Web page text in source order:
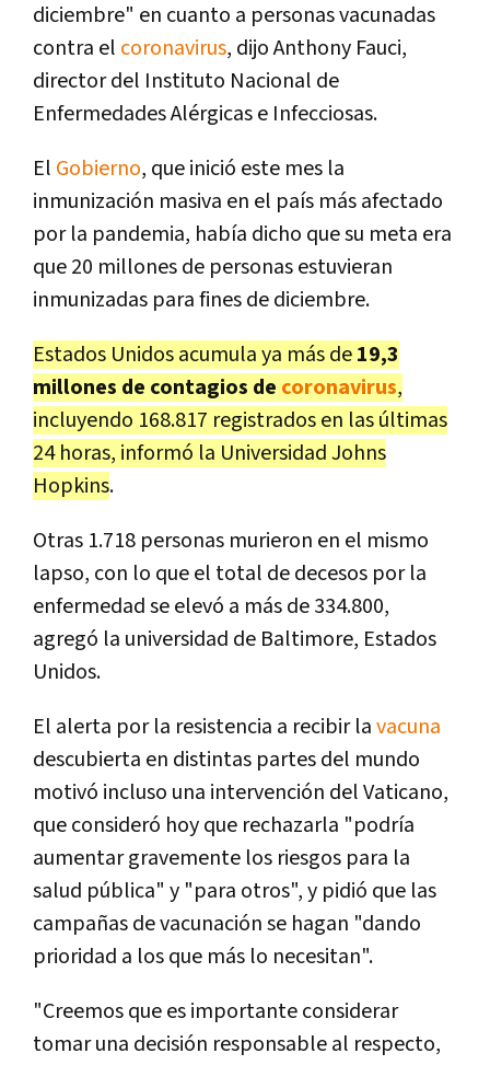
diciembre" en cuanto a personas vacunadas
contra el coronavirus, dijo Anthony Fauci,
director del Instituto Nacional de
Enfermedades Alérgicas e Infecciosas.
El Gobierno, que inició este mes la
inmunización masiva en el país más afectado
por la pandemia, había dicho que su meta era
que 20 millones de personas estuvieran
inmunizadas para fines de diciembre.
Estados Unidos acumula ya más de19,3
millones de contagios de coronavirus,
incluyendo 168.817 registrados en las últimas
24 horas, informó la Universidad Johns
Hopkins.
Otras 1.718 personas murieron en el mismo
lapso, con lo que el total de decesos por la
enfermedad se elevó a más de 334.800,
agregó la universidad de Baltimore, Estados
Unidos.
El alerta por la resistencia a recibir lavacuna
descubierta en distintas partes del mundo
motivó incluso una intervención del Vaticano,
que consideró hoy que rechazarla "podría
aumentar gravemente los riesgos para la
salud pública" y "para otros", y pidió que las
campañas de vacunación se hagan "dando
prioridad a los que más lo necesitan".
"Creemos que es importante considerar
tomar una decisión responsable al respecto,